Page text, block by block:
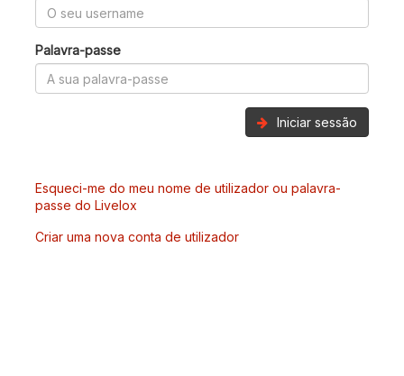
Palavra-passe
Iniciar sessão
Esqueci-me do meu nome de utilizador ou palavra-
passe do Livelox
Criar uma nova conta de utilizador